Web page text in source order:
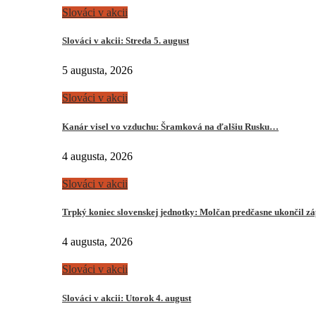
Slováci v akcii
Slováci v akcii: Streda 5. august
5 augusta, 2026
Slováci v akcii
Kanár visel vo vzduchu: Šramková na ďalšiu Rusku…
4 augusta, 2026
Slováci v akcii
Trpký koniec slovenskej jednotky: Molčan predčasne ukončil
4 augusta, 2026
Slováci v akcii
Slováci v akcii: Utorok 4. august